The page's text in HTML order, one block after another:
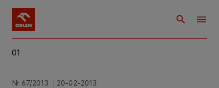
01
Nr 67/2013 | 20-02-2013